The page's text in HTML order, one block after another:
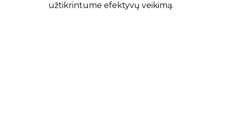
užtikrintume efektyvų veikimą.